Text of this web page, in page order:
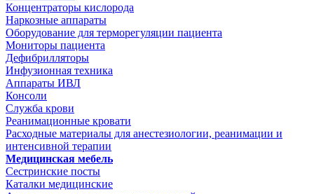
Концентраторы кислорода
Наркозные аппараты
Оборудование для терморегуляции пациента
Мониторы пациента
Дефибрилляторы
Инфузионная техника
Аппараты ИВЛ
Консоли
Служба крови
Реанимационные кровати
Расходные материалы для анестезиологии, реанимации и
интенсивной терапии
Медицинская мебель
Сестринские посты
Каталки медицинские